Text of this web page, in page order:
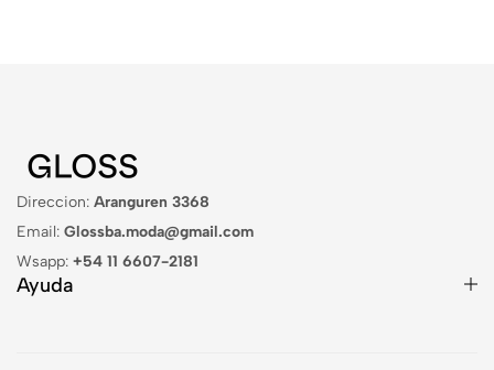
Direccion: Aranguren 3368
Email: Glossba.moda@gmail.com
Wsapp: +54 11 6607-2181
Ayuda